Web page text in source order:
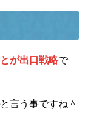
が出口戦略で
と言う事ですね＾